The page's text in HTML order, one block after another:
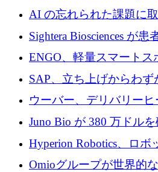
銀行を立ち上げる
2,500 万ユーロのコミッ
AI の忘れられた課題に
プを実現: カメラロール
Sightera Biosciences が
ットフォームを拡大する
のプレシードをクローズ
ENGO、軽量スマートス
進歩のために510万ユー
SAP、立ち上げからわず
を10億ユーロ以上の契約
ウーバー、デリバリー
の契約で買収、99か国に
ォームを構築
Juno Bio が 380 万ドル
専用の初のシーケンス
Hyperion Robotics、ロボ
万ドルを確保
Omioグループが世界的